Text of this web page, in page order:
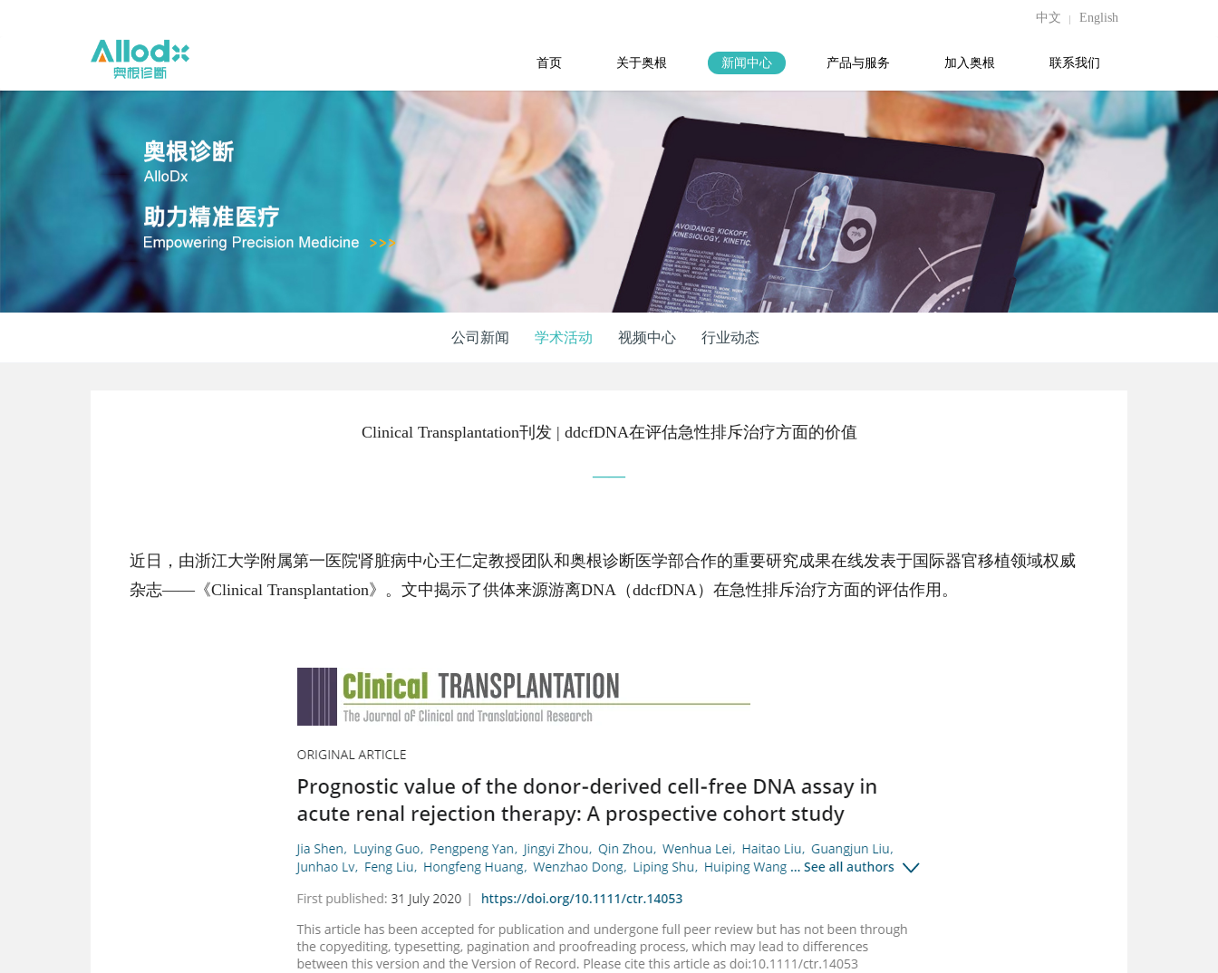
中文 English
首页 关于奥根 新闻中心 产品与服务 加入奥根 联系我们
公司新闻 学术活动 视频中心 行业动态
Clinical Transplantation刊发 | ddcfDNA在评估急性排斥治疗方面的价值
——
近日，由浙江大学附属第一医院肾脏病中心王仁定教授团队和奥根诊断医学部合作的重要研究成果在线发表于国际器官移植领域权威
杂志——《Clinical Transplantation》。文中揭示了供体来源游离DNA（ddcfDNA）在急性排斥治疗方面的评估作用。